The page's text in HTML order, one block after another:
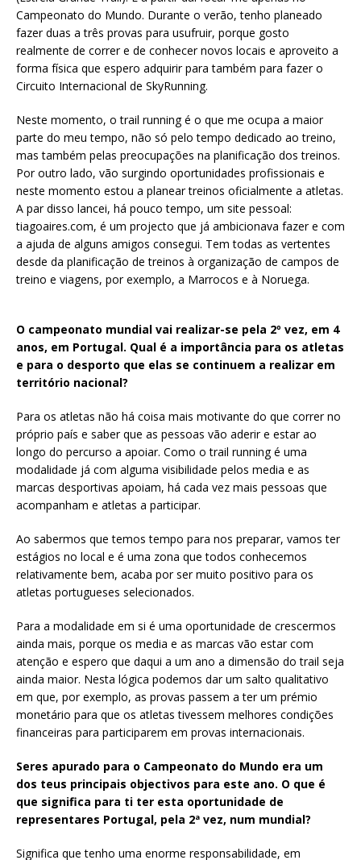
Campeonato do Mundo. Durante o verão, tenho planeado
fazer duas a três provas para usufruir, porque gosto
realmente de correr e de conhecer novos locais e aproveito a
forma física que espero adquirir para também para fazer o
Circuito Internacional de SkyRunning.
Neste momento, o trail running é o que me ocupa a maior
parte do meu tempo, não só pelo tempo dedicado ao treino,
mas também pelas preocupações na planificação dos treinos.
Por outro lado, vão surgindo oportunidades profissionais e
neste momento estou a planear treinos oficialmente a atletas.
A par disso lancei, há pouco tempo, um site pessoal:
tiagoaires.com, é um projecto que já ambicionava fazer e com
a ajuda de alguns amigos consegui. Tem todas as vertentes
desde da planificação de treinos à organização de campos de
treino e viagens, por exemplo, a Marrocos e à Noruega.
O campeonato mundial vai realizar-se pela 2º vez, em 4
anos, em Portugal. Qual é a importância para os atletas
e para o desporto que elas se continuem a realizar em
território nacional?
Para os atletas não há coisa mais motivante do que correr no
próprio país e saber que as pessoas vão aderir e estar ao
longo do percurso a apoiar. Como o trail running é uma
modalidade já com alguma visibilidade pelos media e as
marcas desportivas apoiam, há cada vez mais pessoas que
acompanham e atletas a participar.
Ao sabermos que temos tempo para nos preparar, vamos ter
estágios no local e é uma zona que todos conhecemos
relativamente bem, acaba por ser muito positivo para os
atletas portugueses selecionados.
Para a modalidade em si é uma oportunidade de crescermos
ainda mais, porque os media e as marcas vão estar com
atenção e espero que daqui a um ano a dimensão do trail seja
ainda maior. Nesta lógica podemos dar um salto qualitativo
em que, por exemplo, as provas passem a ter um prémio
monetário para que os atletas tivessem melhores condições
financeiras para participarem em provas internacionais.
Seres apurado para o Campeonato do Mundo era um
dos teus principais objectivos para este ano. O que é
que significa para ti ter esta oportunidade de
representares Portugal, pela 2ª vez, num mundial?
Significa que tenho uma enorme responsabilidade, em